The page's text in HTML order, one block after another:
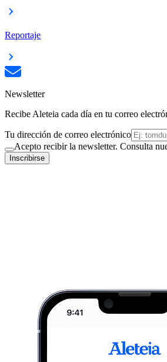
Reportaje
Newsletter
Recibe Aleteia cada día en tu correo
Tu dirección de correo electrónico
Acepto recibir la newsletter. Consulta
Inscribirse